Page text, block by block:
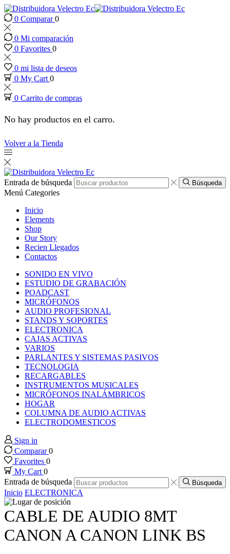
panel
panel
paketleri
panel
panel
panel
panel
panel
panel
panel
panel
panel
panel
panel
panel
panel
0 Comparar0
0 Mi comparación
0 Favorites 0
0 mi lista de deseos
0 My Cart 0
0 Carrito de compras
No hay productos en el carro.
Volver a la Tienda
Entrada de búsqueda Búsqueda
Menú Categories
Inicio
Elements
Shop
Our Story
Recien Llegados
Contactos
SONIDO EN VIVO
ESTUDIO DE GRABACIÓN
POADCAST
MICRÓFONOS
AUDIO PROFESIONAL
STANDS Y SOPORTES
ELECTRONICA
CAJAS ACTIVAS
VARIOS
PARLANTES Y SISTEMAS PASIVOS
TECNOLOGIA
RECARGABLES
INSTRUMENTOS MUSICALES
MICRÓFONOS INALÁMBRICOS
HOGAR
COLUMNA DE AUDIO ACTIVAS
ELECTRODOMESTICOS
Sign in
Comparar0
Favorites 0
My Cart0
Entrada de búsqueda
Búsqueda
Inicio ELECTRONICA
CABLE DE AUDIO 8MT
CANON A CANON LINK BS